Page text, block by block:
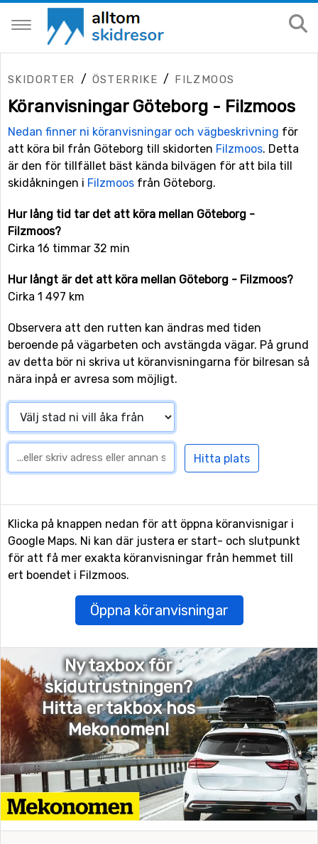
SKIDORTER / ÖSTERRIKE / FILZMOOS
Köranvisningar Göteborg - Filzmoos
Nedan finner ni köranvisningar och vägbeskrivning för
att köra bil från Göteborg till skidorten Filzmoos. Detta
är den för tillfället bäst kända bilvägen för att bila till
skidåkningen i Filzmoos från Göteborg.
Hur lång tid tar det att köra mellan Göteborg -
Filzmoos?
Cirka 16 timmar 32 min
Hur långt är det att köra mellan Göteborg - Filzmoos?
Cirka 1 497 km
Observera att den rutten kan ändras med tiden
beroende på vägarbeten och avstängda vägar. På grund
av detta bör ni skriva ut köranvisningarna för bilresan så
nära inpå er avresa som möjligt.
Klicka på knappen nedan för att öppna köranvisnigar i
Google Maps. Ni kan där justera er start- och slutpunkt
för att få mer exakta köranvisningar från hemmet till
ert boendet i Filzmoos.
Öppna köranvisningar
Ny taxbox för
skidutrustningen?
Hitta er takbox hos
Mekonomen!